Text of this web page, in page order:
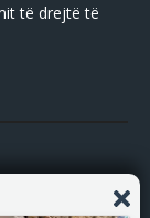
të drejtë të